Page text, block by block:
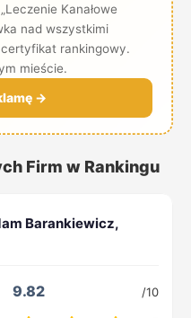
Kanałowe
nad wszystkimi
rankingowy.
mieście.
→
Firm w Rankingu
9.82 /10